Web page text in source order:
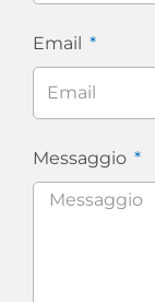
Email
Messaggio